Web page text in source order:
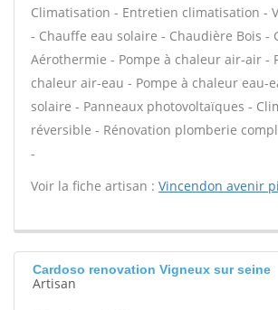
Climatisation - Entretien climatisation -
- Chauffe eau solaire - Chaudière Bois -
Aérothermie - Pompe à chaleur air-air -
chaleur air-eau - Pompe à chaleur eau-
solaire - Panneaux photovoltaïques -
réversible - Rénovation plomberie
-
Voir la fiche artisan : Vincendon avenir
Cardoso renovation Vigneux sur seine
Artisan